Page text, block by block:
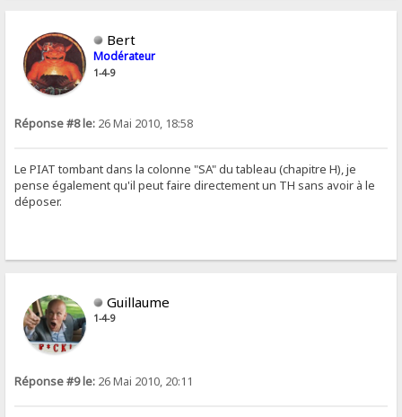
Bert
Modérateur
1-4-9
Réponse #8 le: 26 Mai 2010, 18:58
Le PIAT tombant dans la colonne "SA" du tableau (chapitre H), je
pense également qu'il peut faire directement un TH sans avoir à le
déposer.
Guillaume
1-4-9
Réponse #9 le: 26 Mai 2010, 20:11